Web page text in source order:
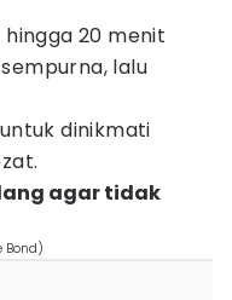
hingga 20 menit
lalu
dinikmati
agar tidak